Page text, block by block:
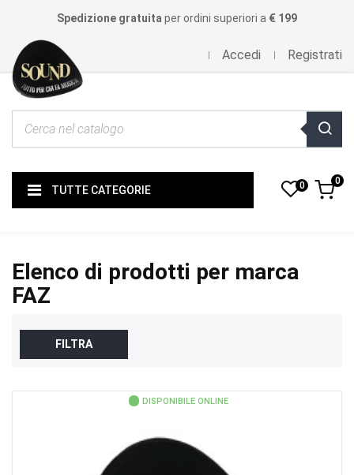
Spedizione gratuita per ordini superiori a € 199
Accedi Registrati
TUTTE CATEGORIE 0 0
Elenco di prodotti per marca
FAZ
FILTRA
DISPONIBILE ONLINE